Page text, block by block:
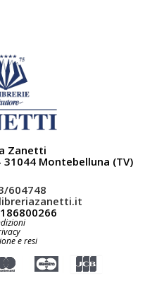
Zanetti
31044 Montebelluna (TV)
604748
e resi